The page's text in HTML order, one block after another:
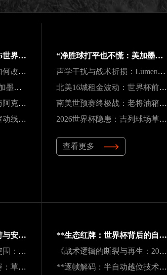
跨城观赛行李无忧：2026世界杯单场票专属行李“门到门”跨城速达方案
48队纪元：世界杯扩军如何改写霸权逻辑
“三国争锋与新纪元：美加墨世界杯淘汰赛版图重构”
高原变量：瓜达拉哈拉与阿克伦的天气博弈如何重塑2026世界杯战术逻辑
世界杯场馆焕新：更衣室动线重构与效能提升方案
“净胜球打平也不慌：美加墨世界杯小组出线新规一图看懂”
声学干扰与战术折损：Lumen Field主场噪声环境下客队边线发球效能的影响研究
北美16城租金波动：世界杯前夜的住房市场变局
南美世预赛终极战：老将油箱见底，出线悬念系于最后一口气
2026世界杯隐患：吉列球场草皮根系异常，球员控球可能严重失准
查看更多
卡塔尔世界杯：交通负荷与安全防线引全球关注
2026世预赛亚洲区关键突围：九强困局中的变数与破局之道
2026世预赛欧洲区附加赛：草根逆袭，五匹黑马能否撕裂旧格局？
**生态红牌：世界杯背后的自然透支与失衡困局**
《战术逻辑的断裂与再生：2026南太平洋启示录》
**逐帧解码：半自动越位技术对世界杯裁判实时判罚决策的重塑**